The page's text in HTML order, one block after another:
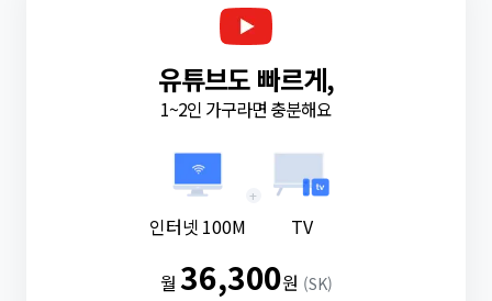
유튜브도 빠르게,
1~2인 가구라면 충분해요
인터넷 100M
+
TV
월36,300원 (SK)